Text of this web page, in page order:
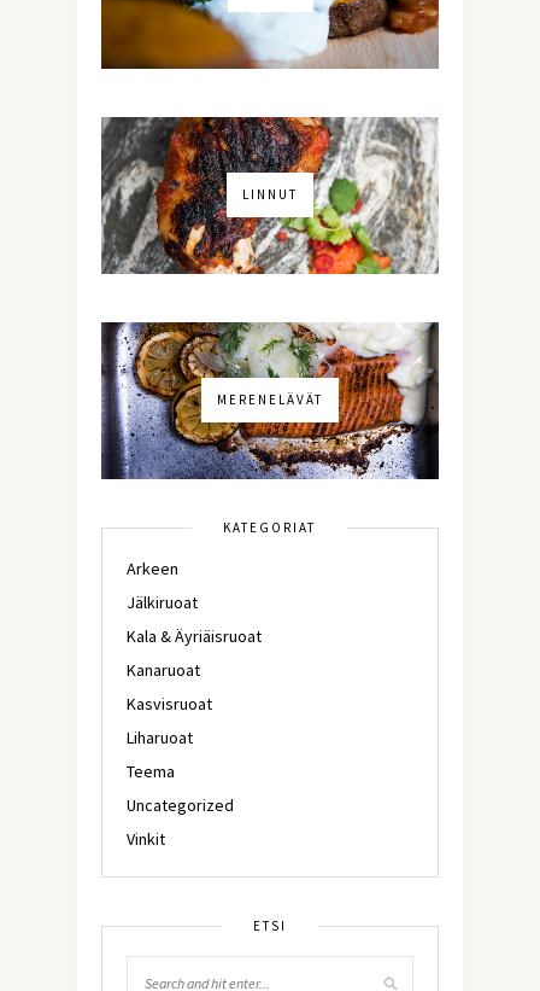
LINNUT
MERENELÄVÄT
KATEGORIAT
Arkeen
Jälkiruoat
Kala & Äyriäisruoat
Kanaruoat
Kasvisruoat
Liharuoat
Teema
Uncategorized
Vinkit
ETSI